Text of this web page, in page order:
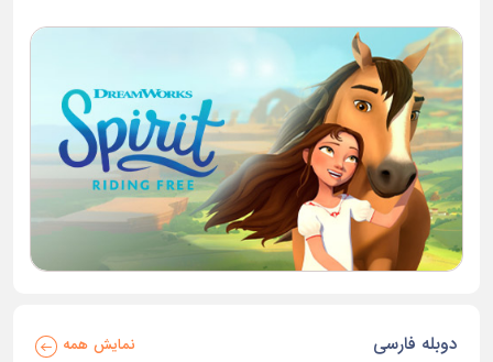
دوبله فارسی نمایش همه